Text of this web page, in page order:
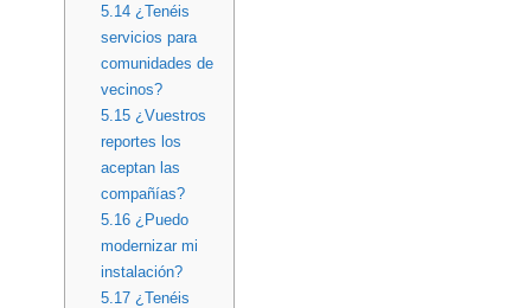
5.14¿Tenéis
servicios para
comunidades de
vecinos?
5.15¿Vuestros
reportes los
aceptan las
compañías?
5.16¿Puedo
modernizar mi
instalación?
5.17¿Tenéis